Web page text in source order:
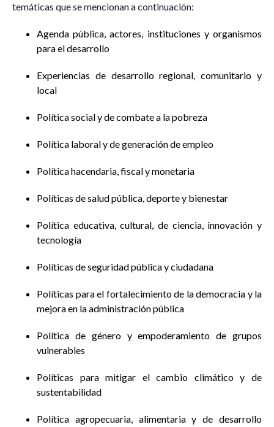
temáticas que se mencionan a continuación:
Agenda pública, actores, instituciones y organismos
para el desarrollo
Experiencias de desarrollo regional, comunitario y
local
Política social y de combate a la pobreza
Política laboral y de generación de empleo
Política hacendaria, fiscal y monetaria
Políticas de salud pública, deporte y bienestar
Política educativa, cultural, de ciencia, innovación y
tecnología
Políticas de seguridad pública y ciudadana
Políticas para el fortalecimiento de la democracia y la
mejora en la administración pública
Política de género y empoderamiento de grupos
vulnerables
Políticas para mitigar el cambio climático y de
sustentabilidad
Política agropecuaria, alimentaria y de desarrollo